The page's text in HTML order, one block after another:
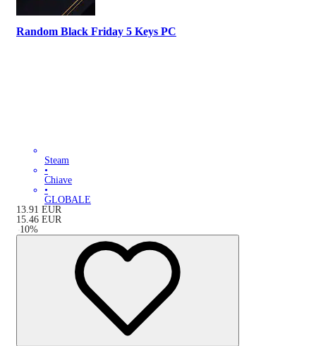
Random Black Friday 5 Keys PC
Steam
•
Chiave
•
GLOBALE
13.91 EUR
15.46 EUR
-10%